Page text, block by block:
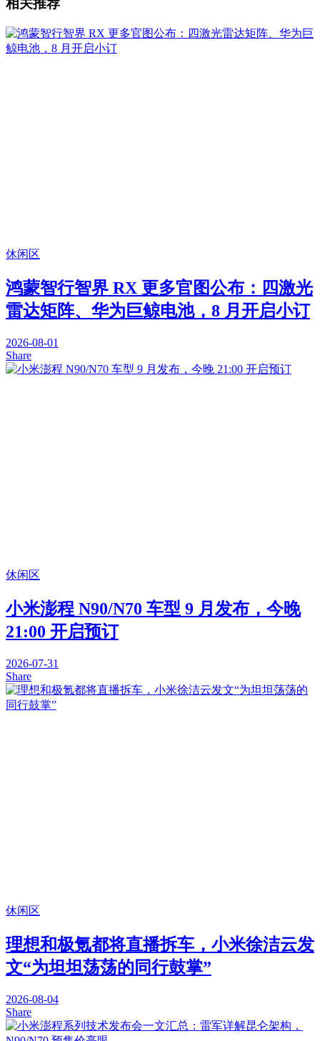
相关推荐
休闲区
鸿蒙智行智界 RX 更多官图公布：四激光
雷达矩阵、华为巨鲸电池，8 月开启小订
2026-08-01
Share
休闲区
小米澎程 N90/N70 车型 9 月发布，今晚
21:00 开启预订
2026-07-31
Share
休闲区
理想和极氪都将直播拆车，小米徐洁云发
文“为坦坦荡荡的同行鼓掌”
2026-08-04
Share